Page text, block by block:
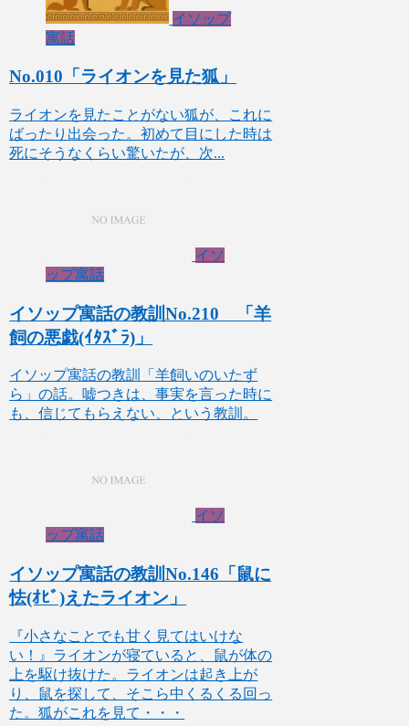
イソップ
寓話
No.010「ライオンを見た狐」
ライオンを見たことがない狐が、これに
ばったり出会った。初めて目にした時は
死にそうなくらい驚いたが、次...
イソ
ップ寓話
イソップ寓話の教訓No.210 「羊
飼の悪戯(ｲﾀｽﾞﾗ)」
イソップ寓話の教訓「羊飼いのいたず
ら」の話。嘘つきは、事実を言った時に
も、信じてもらえない、という教訓。
イソ
ップ寓話
イソップ寓話の教訓No.146「鼠に
怯(ｵﾋﾞ)えたライオン」
『小さなことでも甘く見てはいけな
い！』ライオンが寝ていると、鼠が体の
上を駆け抜けた。ライオンは起き上が
り、鼠を探して、そこら中くるくる回っ
た。狐がこれを見て・・・